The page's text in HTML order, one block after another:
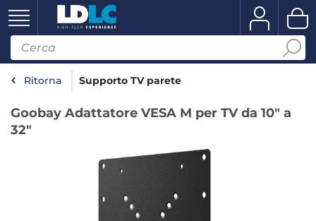
Ritorna Supporto TV parete
Goobay Adattatore VESA M per TV da 10" a
32"